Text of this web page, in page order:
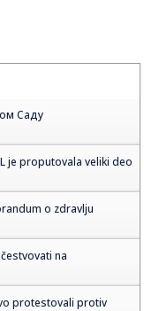
Саду
je proputovala veliki deo
o zdravlju
na
protestovali protiv